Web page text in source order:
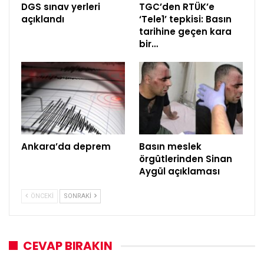
DGS sınav yerleri
açıklandı
TGC’den RTÜK’e
‘Tele1’ tepkisi: Basın
tarihine geçen kara
bir…
Ankara’da deprem
Basın meslek
örgütlerinden Sinan
Aygül açıklaması
ÖNCEKI SONRAKI
CEVAP BIRAKIN